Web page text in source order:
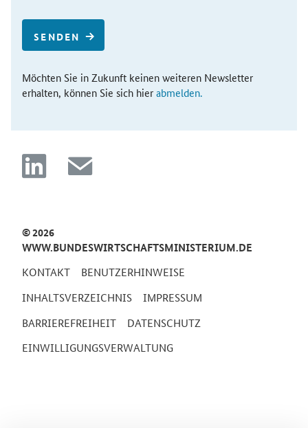
SENDEN
Möchten Sie in Zukunft keinen weiteren Newsletter
erhalten, können Sie sich hierabmelden.
linkedin mail
© 2026
WWW.BUNDESWIRTSCHAFTSMINISTERIUM.DE
KONTAKT
BENUTZERHINWEISE
INHALTSVERZEICHNIS
IMPRESSUM
BARRIEREFREIHEIT
DATENSCHUTZ
EINWILLIGUNGSVERWALTUNG